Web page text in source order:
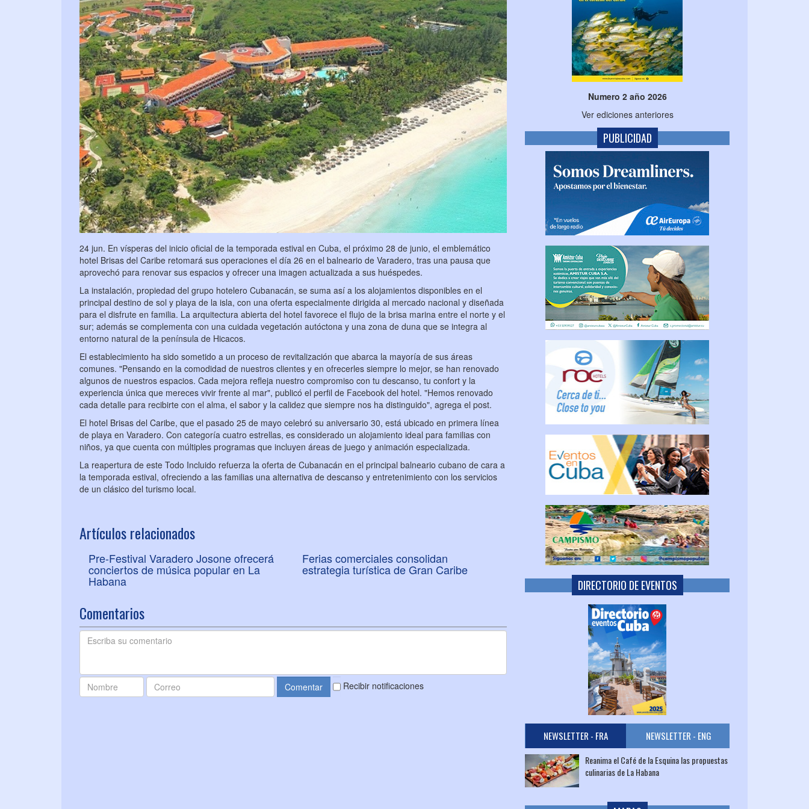
24 jun. En vísperas del inicio oficial de la temporada estival en Cuba, el próximo 28 de junio, el emblemático
hotel Brisas del Caribe retomará sus operaciones el día 26 en el balneario de Varadero, tras una pausa que
aprovechó para renovar sus espacios y ofrecer una imagen actualizada a sus huéspedes.
La instalación, propiedad del grupo hotelero Cubanacán, se suma así a los alojamientos disponibles en el
principal destino de sol y playa de la isla, con una oferta especialmente dirigida al mercado nacional y diseñada
para el disfrute en familia. La arquitectura abierta del hotel favorece el flujo de la brisa marina entre el norte y el
sur; además se complementa con una cuidada vegetación autóctona y una zona de duna que se integra al
entorno natural de la península de Hicacos.
El establecimiento ha sido sometido a un proceso de revitalización que abarca la mayoría de sus áreas
comunes. "Pensando en la comodidad de nuestros clientes y en ofrecerles siempre lo mejor, se han renovado
algunos de nuestros espacios. Cada mejora refleja nuestro compromiso con tu descanso, tu confort y la
experiencia única que mereces vivir frente al mar", publicó el perfil de Facebook del hotel. "Hemos renovado
cada detalle para recibirte con el alma, el sabor y la calidez que siempre nos ha distinguido", agrega el post.
El hotel Brisas del Caribe, que el pasado 25 de mayo celebró su aniversario 30, está ubicado en primera línea
de playa en Varadero. Con categoría cuatro estrellas, es considerado un alojamiento ideal para familias con
niños, ya que cuenta con múltiples programas que incluyen áreas de juego y animación especializada.
La reapertura de este Todo Incluido refuerza la oferta de Cubanacán en el principal balneario cubano de cara a
la temporada estival, ofreciendo a las familias una alternativa de descanso y entretenimiento con los servicios
de un clásico del turismo local.
Artículos relacionados
Pre-Festival Varadero Josone ofrecerá
conciertos de música popular en La
Habana
Ferias comerciales consolidan
estrategia turística de Gran Caribe
Comentarios
Recibir notificaciones
Numero 2 año 2026
Ver ediciones anteriores
PUBLICIDAD
DIRECTORIO DE EVENTOS
NEWSLETTER - FRA NEWSLETTER - ENG
Reanima el Café de la Esquina las propuestas
culinarias de La Habana